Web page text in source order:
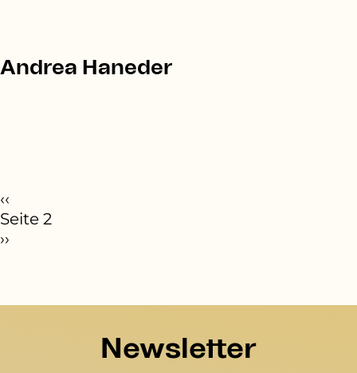
Andrea Haneder
‹‹
Seite 2
››
Newsletter